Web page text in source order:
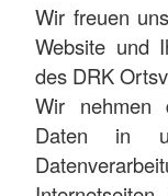
Wir freuen
Website und
des DRK
Wir nehmen
Daten in